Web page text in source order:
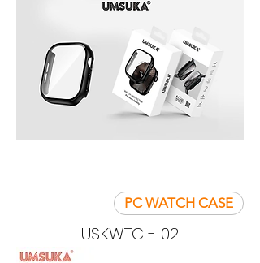
PC WATCH CASE
USKWTC - 02